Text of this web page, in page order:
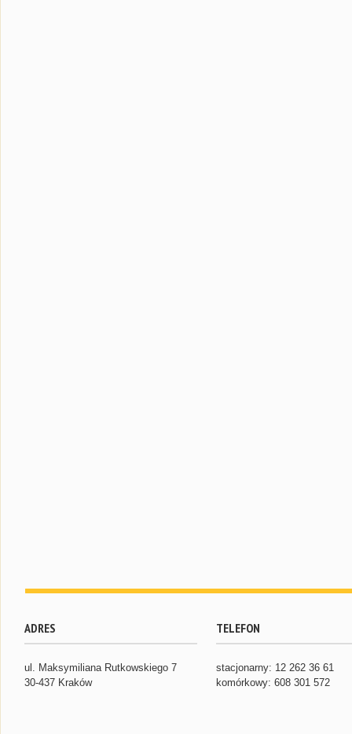
ADRES
ul. Maksymiliana Rutkowskiego 7
30-437 Kraków
TELEFON
stacjonarny: 12 262 36 61
komórkowy: 608 301 572